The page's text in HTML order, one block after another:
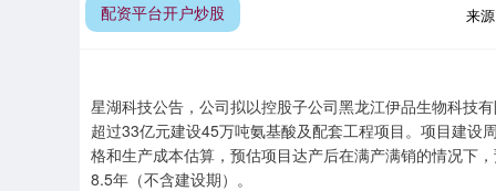
配资平台开户炒股 来
星湖科技公告，公司拟以控股子公司黑龙江伊品生物科技
超过33亿元建设45万吨氨基酸及配套工程项目。项目建
格和生产成本估算，预估项目达产后在满产满销的情况下
8.5年（不含建设期）。